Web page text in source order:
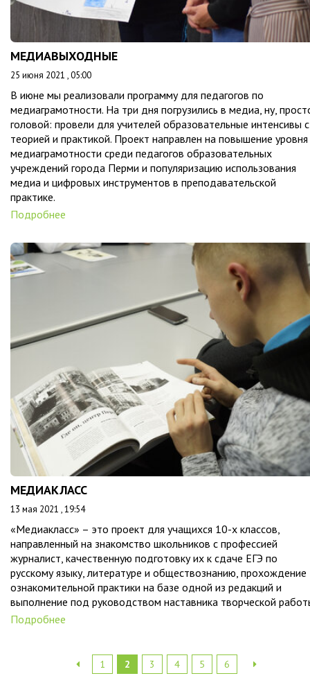
МЕДИАВЫХОДНЫЕ
25 июня 2021 , 05:00
В июне мы реализовали программу для педагогов по
медиаграмотности. На три дня погрузились в медиа, ну,
головой: провели для учителей образовательные интенсивы с
теорией и практикой. Проект направлен на повышение уровня
медиаграмотности среди педагогов образовательных
учреждений города Перми и популяризацию использования
медиа и цифровых инструментов в преподавательской
практике.
Подробнее
МЕДИАКЛАСС
13 мая 2021 , 19:54
«Медиакласс» – это проект для учащихся 10-х классов,
направленный на знакомство школьников с профессией
журналист, качественную подготовку их к сдаче ЕГЭ по
русскому языку, литературе и обществознанию, прохождение
ознакомительной практики на базе одной из редакций и
выполнение под руководством наставника творческой
Подробнее
1 2 3 4 5 6